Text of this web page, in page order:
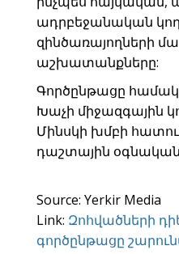
ադրբեջանական
զինծառայողների
աշխատանքները:
Գործընթացը
Խաչի միջազգային
Մինսկի խմբի
դաշտային
Source: Yerkir Media
Link: Զոհվածների
գործընթացը